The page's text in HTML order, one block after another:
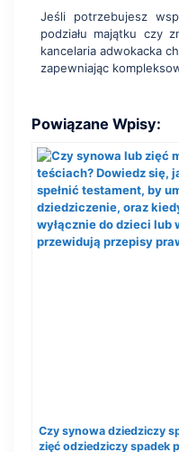
Jeśli potrzebujesz
podziału majątku czy
kancelaria adwokacka
zapewniając
Powiązane Wpisy:
Czy synowa dziedziczy
zięć odziedziczy spadek